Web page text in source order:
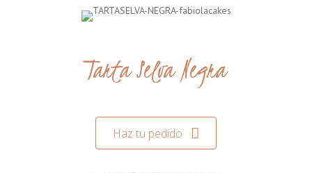
Tarta Selva Negra
Haz tu pedido